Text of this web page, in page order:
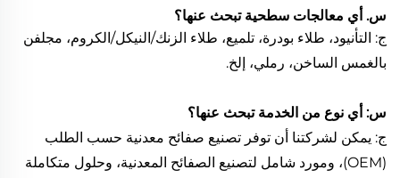
س. أي معالجات سطحية تبحث عنها؟
ج: التأنيود، طلاء بودرة، تلميع، طلاء الزنك/النيكل/الكروم، مجلفن
بالغمس الساخن، رملي، إلخ.
س: أي نوع من الخدمة تبحث عنها؟
ج: يمكن لشركتنا أن توفر تصنيع صفائح معدنية حسب الطلب
(OEM)، ومورد شامل لتصنيع الصفائح المعدنية، وحلول متكاملة